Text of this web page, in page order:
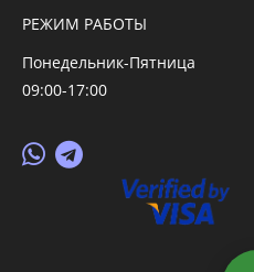
РЕЖИМ РАБОТЫ
Понедельник-Пятница
09:00-17:00